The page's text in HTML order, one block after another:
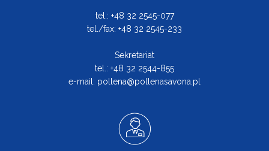
tel.: +48 32 2545-077
tel./fax: +48 32 2545-233
Sekretariat
tel.: +48 32 2544-855
e-mail: pollena@pollenasavona.pl